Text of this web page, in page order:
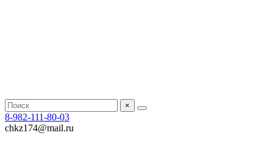
×
8-982-111-80-03
chkz174@mail.ru